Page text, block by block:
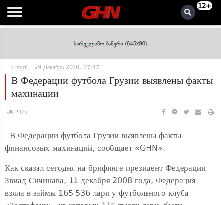
12+
Спорт 29 Декабрь 2010, 17:47
В Федерации футбола Грузии выявлены факты
махинации
2475
В Федерации футбола Грузии выявлены факты
финансовых махинаций, сообщает «GHN».
Как сказал сегодня на брифинге президент Федерации
Звиад Сичинава, 11 декабря 2008 года, Федерация
взяла в займы 165 536 лари у футбольного клуба